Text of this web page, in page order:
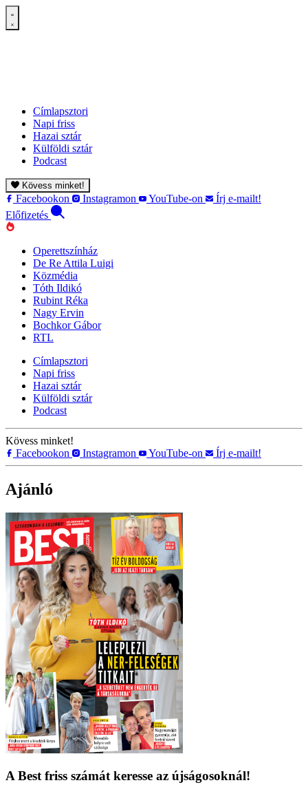
Címlapsztori
Napi friss
Hazai sztár
Külföldi sztár
Podcast
Kövess minket!
Facebookon Instagramon YouTube-on
Írj e-mailt!
Előfizetés
Operettszínház
De Re Attila Luigi
Közmédia
Tóth Ildikó
Rubint Réka
Nagy Ervin
Bochkor Gábor
RTL
Címlapsztori
Napi friss
Hazai sztár
Külföldi sztár
Podcast
Kövess minket!
Facebookon
Instagramon YouTube-on Írj e-mailt!
Ajánló
A Best friss számát keresse az újságosoknál!